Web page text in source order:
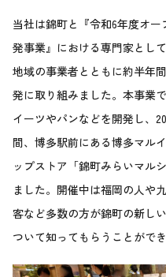
当社は錦町と『令和6年度オー
発事業』における専門家とし
地域の事業者とともに約半年
発に取り組みました。本事業
イーツやパンなどを開発し、
間、博多駅前にある博多マル
ップストア「錦町みらいマル
ました。開催中は福岡の人や
客など多数の方が錦町の新し
ついて知ってもらうことができ